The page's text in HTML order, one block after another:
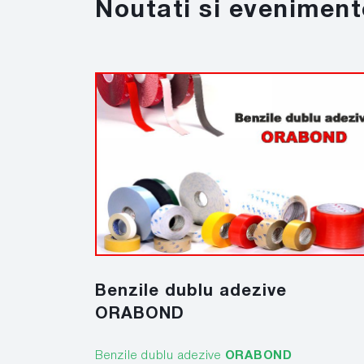
Noutati si
Benzile dublu adezive
ORABOND
Benzile dublu adezive ORABOND